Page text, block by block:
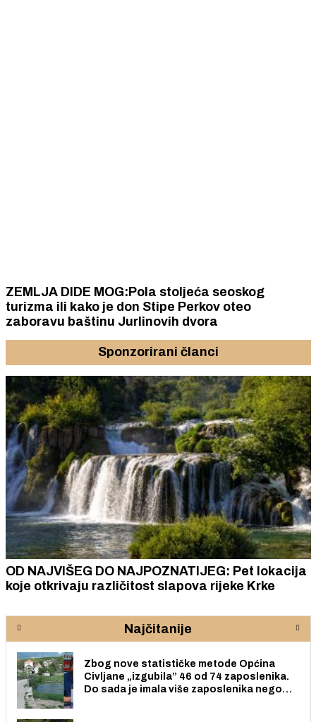
ZEMLJA DIDE MOG:Pola stoljeća seoskog
turizma ili kako je don Stipe Perkov oteo
zaboravu baštinu Jurlinovih dvora
Sponzorirani članci
OD NAJVIŠEG DO NAJPOZNATIJEG: Pet lokacija
koje otkrivaju različitost slapova rijeke Krke
Najčitanije
Zbog nove statističke metode Općina
Civljane „izgubila” 46 od 74 zaposlenika.
Do sada je imala više zaposlenika nego